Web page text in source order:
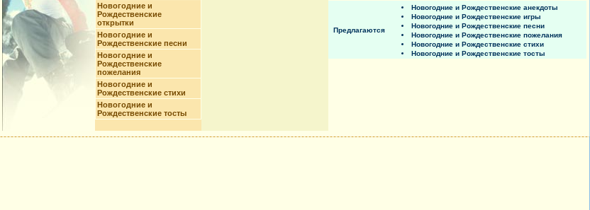
Новогодние и
Рождественские
открытки
Новогодние и
Рождественские песни
Новогодние и
Рождественские
пожелания
Новогодние и
Рождественские стихи
Новогодние и
Рождественские тосты
Предлагаются
Новогодние и Рождественские анекдоты
Новогодние и Рождественские игры
Новогодние и Рождественские песни
Новогодние и Рождественские пожелания
Новогодние и Рождественские стихи
Новогодние и Рождественские тосты